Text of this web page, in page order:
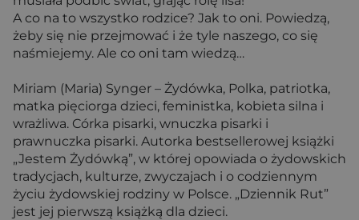
A co na to wszystko rodzice? Jak to oni. Powiedzą,
żeby się nie przejmować i że tyle naszego, co się
naśmiejemy. Ale co oni tam wiedzą…
Miriam (Maria) Synger – Żydówka, Polka, patriotka,
matka pięciorga dzieci, feministka, kobieta silna i
wrażliwa. Córka pisarki, wnuczka pisarki i
prawnuczka pisarki. Autorka bestsellerowej książki
„Jestem Żydówką”, w której opowiada o żydowskich
tradycjach, kulturze, zwyczajach i o codziennym
życiu żydowskiej rodziny w Polsce. „Dziennik Rut”
jest jej pierwszą książką dla dzieci.